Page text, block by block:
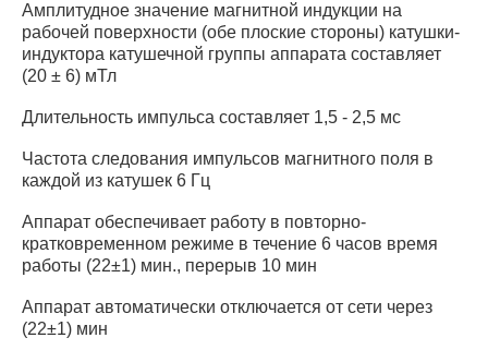
Амплитудное значение магнитной индукции на
рабочей поверхности (обе плоские стороны) катушки-
индуктора катушечной группы аппарата составляет
(20 ± 6) мТл
Длительность импульса составляет 1,5 - 2,5 мс
Частота следования импульсов магнитного поля в
каждой из катушек 6 Гц
Аппарат обеспечивает работу в повторно-
кратковременном режиме в течение 6 часов время
работы (22±1) мин., перерыв 10 мин
Аппарат автоматически отключается от сети через
(22±1) мин